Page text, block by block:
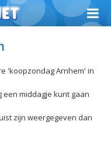
'koopzondag Arnhem' in
een middagje kunt gaan
zijn weergegeven dan